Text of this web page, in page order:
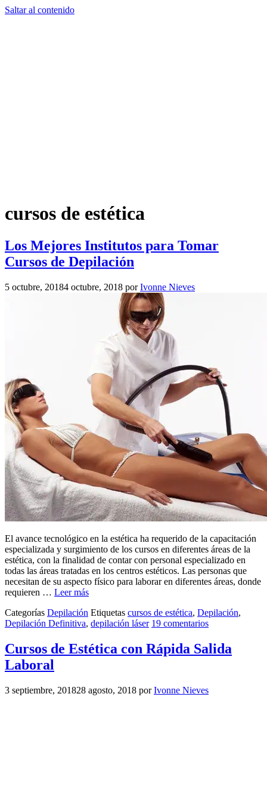
Saltar al contenido
cursos de estética
Los Mejores Institutos para Tomar
Cursos de Depilación
5 octubre, 20184 octubre, 2018 porIvonne Nieves
El avance tecnológico en la estética ha requerido de la capacitación
especializada y surgimiento de los cursos en diferentes áreas de la
estética, con la finalidad de contar con personal especializado en
todas las áreas tratadas en los centros estéticos. Las personas que
necesitan de su aspecto físico para laborar en diferentes áreas, donde
requieren … Leer más
Categorías Depilación Etiquetas cursos de estética, Depilación,
Depilación Definitiva, depilación láser 19 comentarios
Cursos de Estética con Rápida Salida
Laboral
3 septiembre, 201828 agosto, 2018 porIvonne Nieves